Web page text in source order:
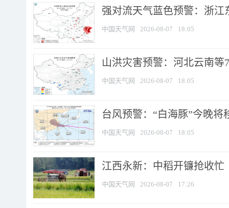
强对流天气蓝色预警：浙江
中国天气网 2026-08-07 18:05
山洪灾害预警：河北云南
中国天气网 2026-08-07 18:05
台风预警：“白海豚”今晚将
中国天气网 2026-08-07 18:05
江西永新：中稻开镰抢收忙
中国天气网 2026-08-07 17:26